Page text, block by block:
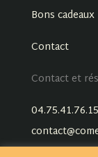
Bons cadeaux
Contact
Contact et
04.75.41.76.15